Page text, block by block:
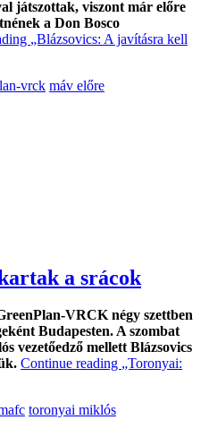
játszottak, viszont már előre
a Don Bosco
„Blázsovics: A javításra kell
vrck máv előre
a srácok
VRCK négy szettben
Budapesten. A szombat
vezetőedző mellett Blázsovics
Continue reading „Toronyai:
toronyai miklós